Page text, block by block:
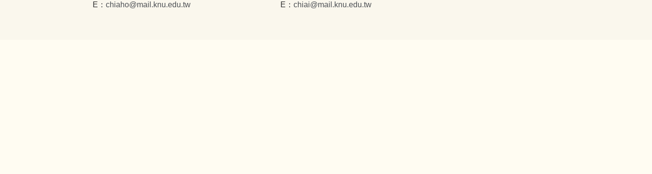
E： chiaho@mail.knu.edu.tw
E： chiai@mail.knu.edu.tw